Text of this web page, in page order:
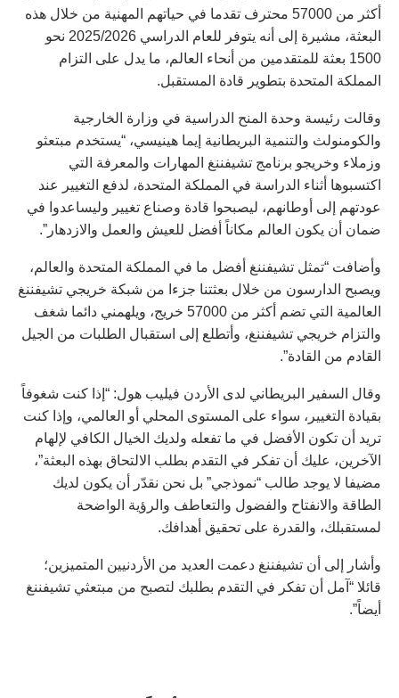
أكثر من 57000 محترف تقدما في حياتهم المهنية من خلال هذه
البعثة، مشيرة إلى أنه يتوفر للعام الدراسي 2025/2026 نحو
1500 بعثة للمتقدمين من أنحاء العالم، ما يدل على التزام
المملكة المتحدة بتطوير قادة المستقبل.
وقالت رئيسة وحدة المنح الدراسية في وزارة الخارجية
والكومنولث والتنمية البريطانية إيما هينيسي، “يستخدم مبتعثو
وزملاء وخريجو برنامج تشيفننغ المهارات والمعرفة التي
اكتسبوها أثناء الدراسة في المملكة المتحدة، لدفع التغيير عند
عودتهم إلى أوطانهم، ليصبحوا قادة وصناع تغيير وليساعدوا في
ضمان أن يكون العالم مكاناً أفضل للعيش والعمل والازدهار”.
وأضافت “تمثل تشيفننغ أفضل ما في المملكة المتحدة والعالم،
ويصبح الدارسون من خلال بعثتنا جزءا من شبكة خريجي تشيفننغ
العالمية التي تضم أكثر من 57000 خريج، ويلهمني دائما شغف
والتزام خريجي تشيفننغ، وأتطلع إلى استقبال الطلبات من الجيل
القادم من القادة”.
وقال السفير البريطاني لدى الأردن فيليب هول: “إذا كنت شغوفاً
بقيادة التغيير، سواء على المستوى المحلي أو العالمي، وإذا كنت
تريد أن تكون الأفضل في ما تفعله ولديك الخيال الكافي لإلهام
الآخرين، عليك أن تفكر في التقدم بطلب الالتحاق بهذه البعثة”،
مضيفا لا يوجد طالب “نموذجي” بل نحن نقدّر أن يكون لديك
الطاقة والانفتاح والفضول والتعاطف والرؤية الواضحة
لمستقبلك، والقدرة على تحقيق أهدافك.
وأشار إلى أن تشيفننغ دعمت العديد من الأردنيين المتميزين؛
قائلا “آمل أن تفكر في التقدم بطلبك لتصبح من مبتعثي تشيفننغ
أيضاً”.